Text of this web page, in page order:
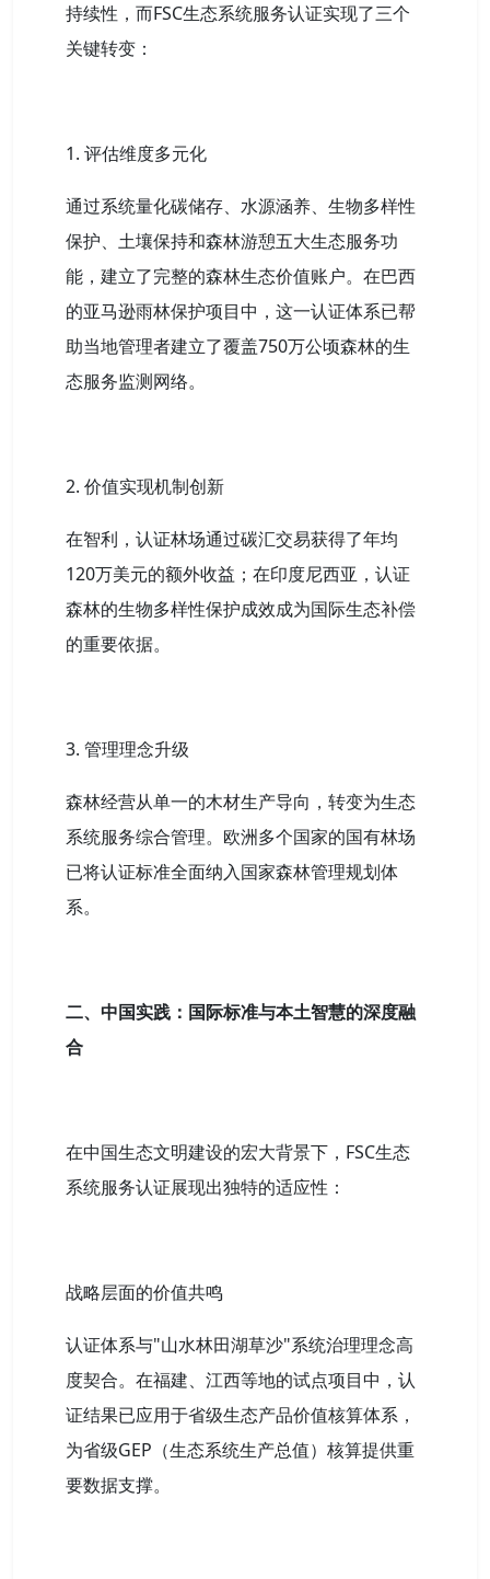
持续性，而FSC生态系统服务认证实现了三个
关键转变：
1. 评估维度多元化
通过系统量化碳储存、水源涵养、生物多样性
保护、土壤保持和森林游憩五大生态服务功
能，建立了完整的森林生态价值账户。在巴西
的亚马逊雨林保护项目中，这一认证体系已帮
助当地管理者建立了覆盖750万公顷森林的生
态服务监测网络。
2. 价值实现机制创新
在智利，认证林场通过碳汇交易获得了年均
120万美元的额外收益；在印度尼西亚，认证
森林的生物多样性保护成效成为国际生态补偿
的重要依据。
3. 管理理念升级
森林经营从单一的木材生产导向，转变为生态
系统服务综合管理。欧洲多个国家的国有林场
已将认证标准全面纳入国家森林管理规划体
系。
二、中国实践：国际标准与本土智慧的深度融
合
在中国生态文明建设的宏大背景下，FSC生态
系统服务认证展现出独特的适应性：
战略层面的价值共鸣
认证体系与"山水林田湖草沙"系统治理理念高
度契合。在福建、江西等地的试点项目中，认
证结果已应用于省级生态产品价值核算体系，
为省级GEP（生态系统生产总值）核算提供重
要数据支撑。